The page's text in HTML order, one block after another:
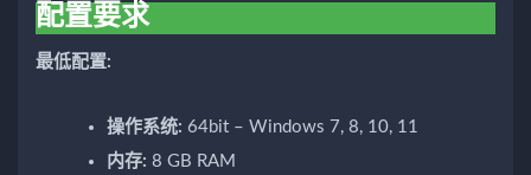
配置要求
最低配置:
操作系统: 64bit – Windows 7, 8, 10, 11
内存: 8 GB RAM